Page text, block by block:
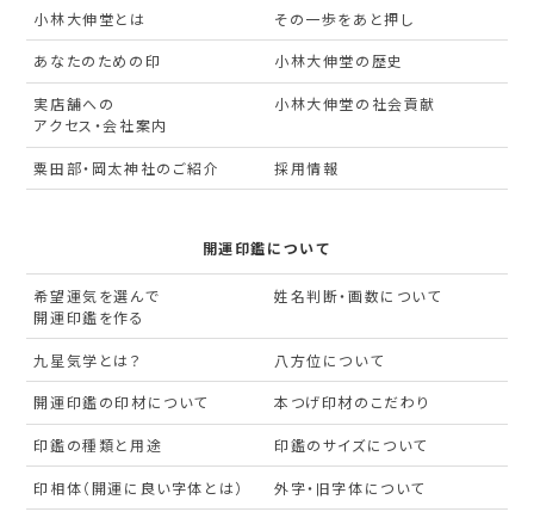
小林大伸堂とは その一歩をあと押し
あなたのための印 小林大伸堂の歴史
実店舗への
アクセス・会社案内
小林大伸堂の社会貢献
粟田部・岡太神社のご紹介 採用情報
開運印鑑について
希望運気を選んで
開運印鑑を作る
姓名判断・画数について
九星気学とは？ 八方位について
開運印鑑の印材について 本つげ印材のこだわり
印鑑の種類と用途 印鑑のサイズについて
印相体（開運に良い字体とは） 外字・旧字体について